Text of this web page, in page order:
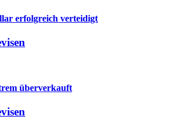
erfolgreich verteidigt
überverkauft